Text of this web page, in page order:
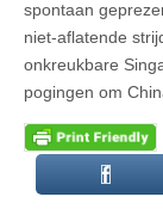
spontaan
niet-aflatende
onkreukbare
pogingen om